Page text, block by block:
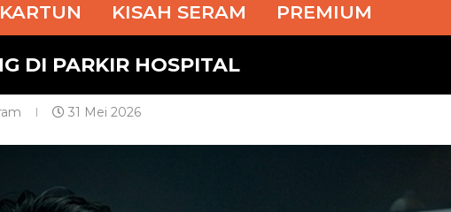
KARTUN KISAH SERAM PREMIUM
DI PARKIR HOSPITAL
31 Mei 2026